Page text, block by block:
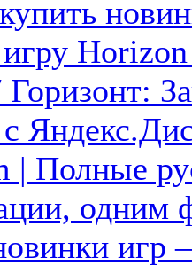
игру
с
| Полные
одним